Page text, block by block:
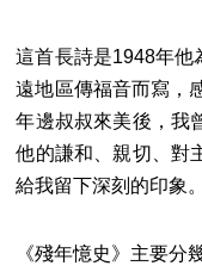
這首長詩是1948年他
遠地區傳福音而寫，
年邊叔叔來美後，我
他的謙和、親切、對
給我留下深刻的印象。
《殘年憶史》主要分